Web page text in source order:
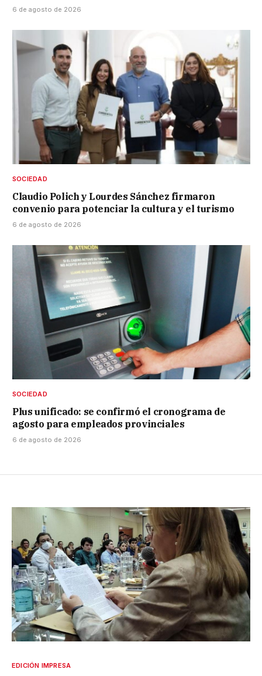
6 de agosto de 2026
SOCIEDAD
Claudio Polich y Lourdes Sánchez firmaron
convenio para potenciar la cultura y el turismo
6 de agosto de 2026
SOCIEDAD
Plus unificado: se confirmó el cronograma de
agosto para empleados provinciales
6 de agosto de 2026
EDICIÓN IMPRESA